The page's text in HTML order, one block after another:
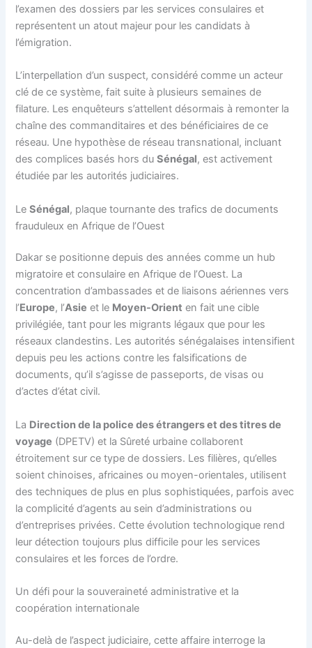
l’examen des dossiers par les services consulaires et
représentent un atout majeur pour les candidats à
l’émigration.
L’interpellation d’un suspect, considéré comme un acteur
clé de ce système, fait suite à plusieurs semaines de
filature. Les enquêteurs s’attellent désormais à remonter la
chaîne des commanditaires et des bénéficiaires de ce
réseau. Une hypothèse de réseau transnational, incluant
des complices basés hors duSénégal, est activement
étudiée par les autorités judiciaires.
LeSénégal, plaque tournante des trafics de documents
frauduleux en Afrique de l’Ouest
Dakar se positionne depuis des années comme un hub
migratoire et consulaire en Afrique de l’Ouest. La
concentration d’ambassades et de liaisons aériennes vers
l’Europe, l’Asie et le Moyen-Orient en fait une cible
privilégiée, tant pour les migrants légaux que pour les
réseaux clandestins. Les autorités sénégalaises intensifient
depuis peu les actions contre les falsifications de
documents, qu’il s’agisse de passeports, de visas ou
d’actes d’état civil.
La Direction de la police des étrangers et des titres de
voyage (DPETV) et la Sûreté urbaine collaborent
étroitement sur ce type de dossiers. Les filières, qu’elles
soient chinoises, africaines ou moyen-orientales, utilisent
des techniques de plus en plus sophistiquées, parfois avec
la complicité d’agents au sein d’administrations ou
d’entreprises privées. Cette évolution technologique rend
leur détection toujours plus difficile pour les services
consulaires et les forces de l’ordre.
Un défi pour la souveraineté administrative et la
coopération internationale
Au-delà de l’aspect judiciaire, cette affaire interroge la